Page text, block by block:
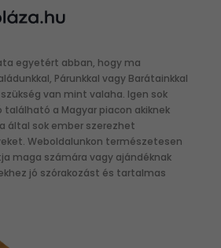
egyetért abban, hogy ma
Párunkkal vagy Barátainkkal
van mint valaha. Igen sok
a Magyar piacon akiknek
által sok ember szerezhet
Weboldalunkon természetesen
maga számára vagy ajándéknak
jó szórakozást és tartalmas